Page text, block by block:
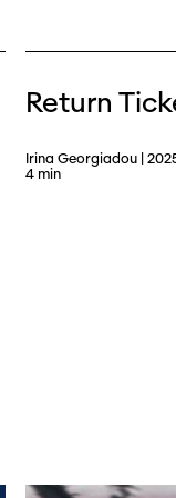
Return
Irina Georgiadou |
4 min